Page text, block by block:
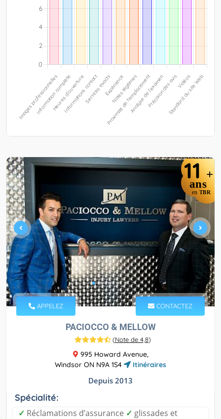
11 +
ans
en TBR
APPELEZ CONTACTEZ
PACIOCCO & MELLOW
(Note de 4,8)
995 Howard Avenue,
Windsor ON N9A 1S4
Itinéraires
Depuis 2013
Spécialité:
✓ Réclamations d’assurance ✓ glissades et